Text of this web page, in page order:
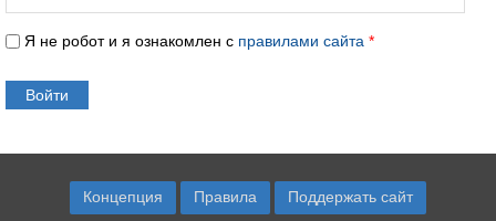
Я не робот и я ознакомлен с правилами сайта *
Концепция Правила Поддержать сайт